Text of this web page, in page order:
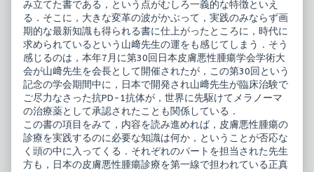
み立てた書である，という点がむしろ一義的な特徴といえ
る．そこに，大きな変革の波がかぶって，実践のみならず画
期的な最新知識も得られる書に仕上がったところに，時代に
求められているという山﨑先生の運をも感じてしまう．そう
感じるのは，本年7月に第30回日本皮膚悪性腫瘍学会学術大
会が山﨑先生を会長として開催されたが，この第30回という
記念の学会期間中に，日本で開発され山﨑先生が臨床治験で
ご尽力なさった抗PD-1抗体が，世界に先駆けてメラノーマ
の治療薬として承認されたことも関係している．
この書の項目をみて，内容を読み進めれば，皮膚悪性腫瘍の
診療を実践するのに必要な知識は何か，ということが否応な
く頭の中に入ってくる．それぞれのパートを担当された先生
方も，日本の皮膚悪性腫瘍診療を第一線で担われている正真